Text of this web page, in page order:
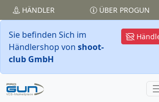
HÄNDLER ÜBER PROGUN
Sie befinden Sich im
Händlershop von shoot-
club GmbH